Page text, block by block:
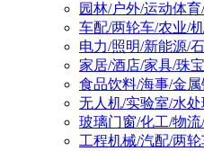
园林/户外/运动体
车配/两轮车/农业/
电力/照明/新能源/
家居/酒店/家具/珠宝
食品饮料/海事/金
无人机/实验室/水
玻璃门窗/化工/物流
工程机械/汽配/两